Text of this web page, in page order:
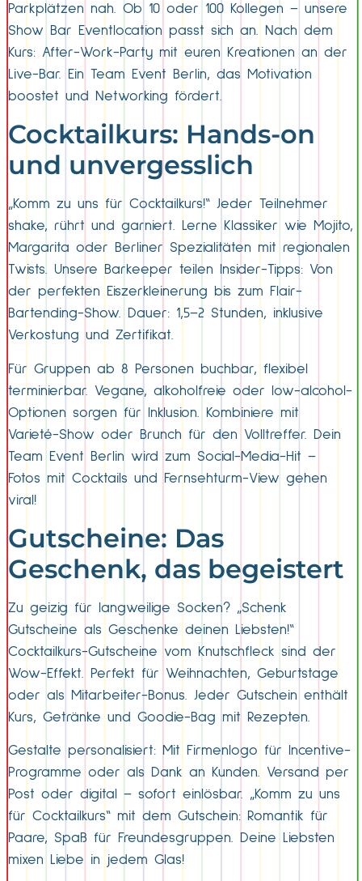
Parkplätzen nah. Ob 10 oder 100 Kollegen – unsere
Show Bar Eventlocation passt sich an. Nach dem
Kurs: After-Work-Party mit euren Kreationen an der
Live-Bar. Ein Team Event Berlin, das Motivation
boostet und Networking fördert.​
Cocktailkurs: Hands-on
und unvergesslich
„Komm zu uns für Cocktailkurs!“ Jeder Teilnehmer
shake, rührt und garniert. Lerne Klassiker wie Mojito,
Margarita oder Berliner Spezialitäten mit regionalen
Twists. Unsere Barkeeper teilen Insider-Tipps: Von
der perfekten Eiszerkleinerung bis zum Flair-
Bartending-Show. Dauer: 1,5–2 Stunden, inklusive
Verkostung und Zertifikat.
Für Gruppen ab 8 Personen buchbar, flexibel
terminierbar. Vegane, alkoholfreie oder low-alcohol-
Optionen sorgen für Inklusion. Kombiniere mit
Varieté-Show oder Brunch für den Volltreffer. Dein
Team Event Berlin wird zum Social-Media-Hit –
Fotos mit Cocktails und Fernsehturm-View gehen
viral!
Gutscheine: Das
Geschenk, das begeistert
Zu geizig für langweilige Socken? „Schenk
Gutscheine als Geschenke deinen Liebsten!“
Cocktailkurs-Gutscheine vom Knutschfleck sind der
Wow-Effekt. Perfekt für Weihnachten, Geburtstage
oder als Mitarbeiter-Bonus. Jeder Gutschein enthält
Kurs, Getränke und Goodie-Bag mit Rezepten.
Gestalte personalisiert: Mit Firmenlogo für Incentive-
Programme oder als Dank an Kunden. Versand per
Post oder digital – sofort einlösbar. „Komm zu uns
für Cocktailkurs“ mit dem Gutschein: Romantik für
Paare, Spaß für Freundesgruppen. Deine Liebsten
mixen Liebe in jedem Glas!